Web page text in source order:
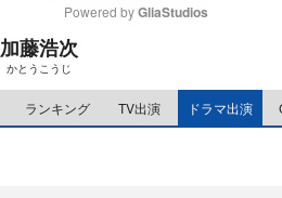
e
Powered by GliaStudios
加藤浩次
かとうこうじ
ランキング TV出演 ドラマ出演